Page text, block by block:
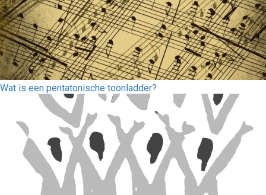
Wat is een pentatonische toonladder?